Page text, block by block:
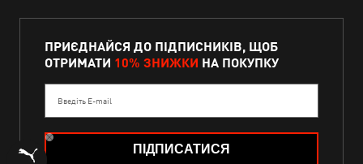
ПРИЄДНАЙСЯ ДО ПІДПИСНИКІВ, ЩОБ
ОТРИМАТИ 10% ЗНИЖКИ НА ПОКУПКУ
Введіть E-mail
ПІДПИСАТИСЯ